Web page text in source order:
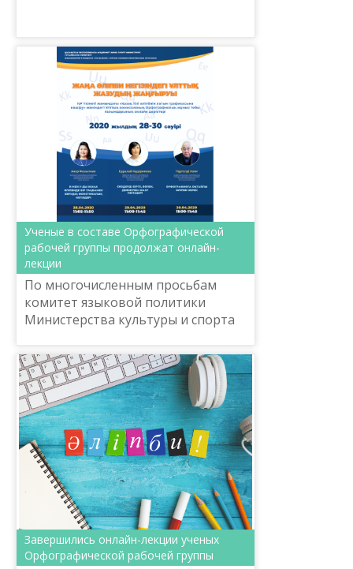
Ученые в составе Орфографической
рабочей группы продолжат онлайн-
лекции
По многочисленным просьбам
комитет языковой политики
Министерства культуры и спорта
28 по 30 апреля 2020 года
продолжит онлайн-лекции на тему
«...
Завершились онлайн-лекции ученых
Орфографической рабочей группы